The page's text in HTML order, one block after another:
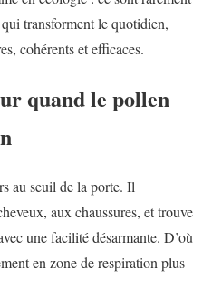
transforment le quotidien,
cohérents et efficaces.
quand le pollen
au seuil de la porte. Il
aux chaussures, et trouve
une facilité désarmante. D’où
en zone de respiration plus